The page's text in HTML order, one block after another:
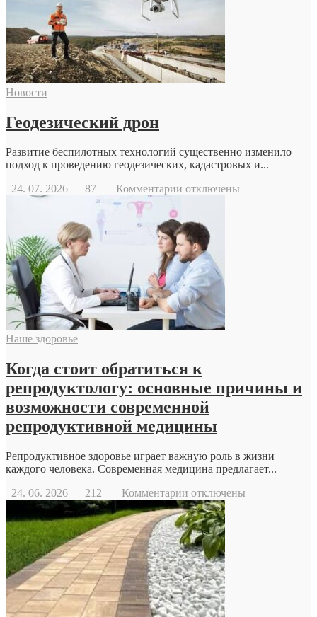
Новости
Геодезический дрон
Развитие беспилотных технологий существенно изменило
подход к проведению геодезических, кадастровых и...
24. 07. 2026
87 Комментарии к
дрон
отключены
Наше здоровье
Когда стоит обратиться к
репродуктологу: основные причины и
возможности современной
репродуктивной медицины
Репродуктивное здоровье играет важную роль в жизни
каждого человека. Современная медицина предлагает...
24. 06. 2026
212 Комментарии к
записи
Когда
стоит
обратиться
к
репродуктологу:
основные
причины
и
отключены